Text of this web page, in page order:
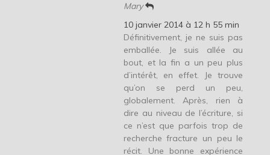
Mary
10 janvier 2014 à 12 h 55 min
Définitivement, je ne suis pas
emballée. Je suis allée au
bout, et la fin a un peu plus
d’intérêt, en effet. Je trouve
qu’on se perd un peu,
globalement. Après, rien à
dire au niveau de l’écriture, si
ce n’est que parfois trop de
recherche fracture un peu le
récit. Une bonne expérience